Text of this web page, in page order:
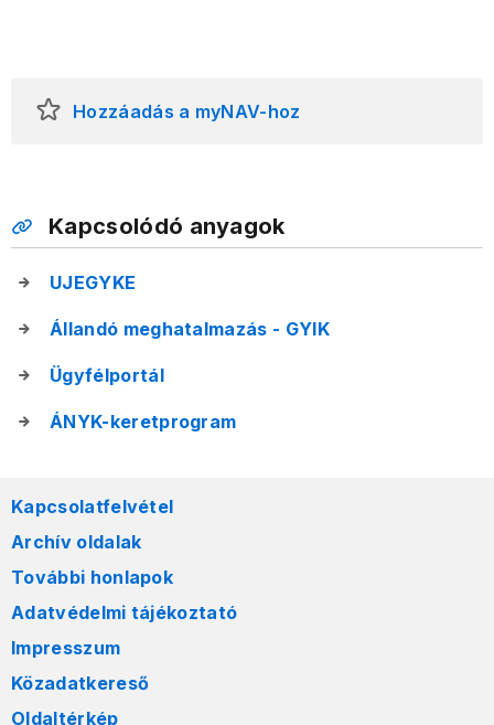
Hozzáadás a myNAV-hoz
Kapcsolódó anyagok
UJEGYKE
Állandó meghatalmazás - GYIK
Ügyfélportál
ÁNYK-keretprogram
Kapcsolatfelvétel
Archív oldalak
További honlapok
Adatvédelmi tájékoztató
Impresszum
Közadatkereső
Oldaltérkép